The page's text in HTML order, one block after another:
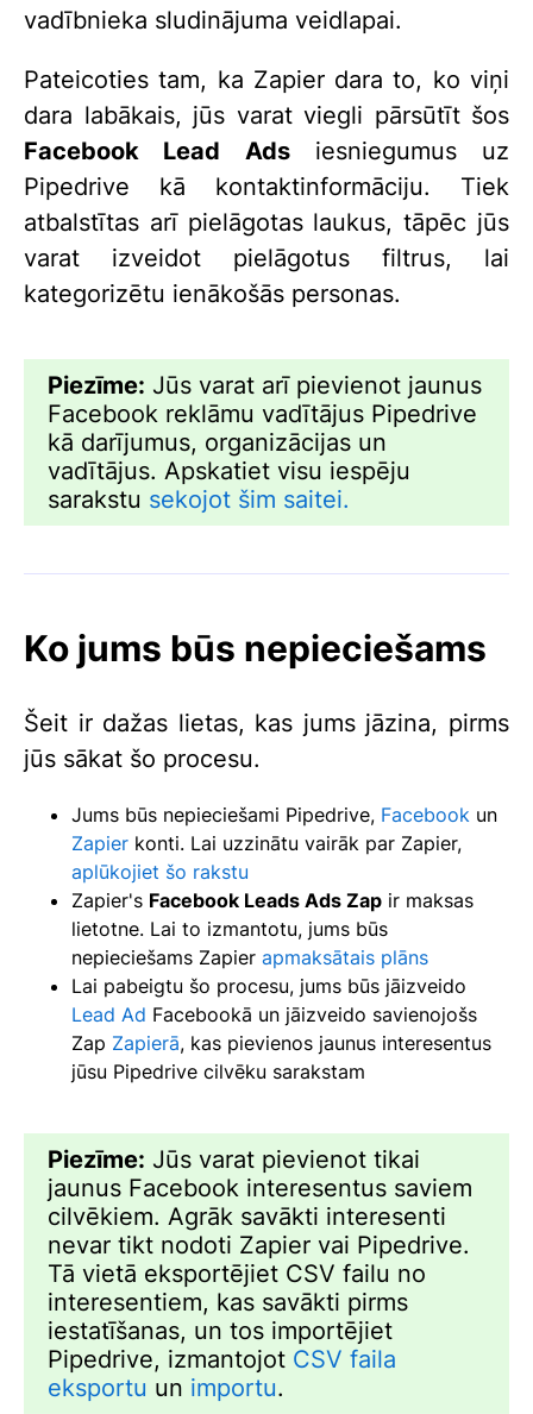
vadībnieka sludinājuma veidlapai.
Pateicoties tam, ka Zapier dara to, ko viņi
dara labākais, jūs varat viegli pārsūtīt šos
Facebook Lead Adsiesniegumus uz
Pipedrive kā kontaktinformāciju. Tiek
atbalstītas arī pielāgotas laukus, tāpēc jūs
varat izveidot pielāgotus filtrus, lai
kategorizētu ienākošās personas.
Piezīme: Jūs varat arī pievienot jaunus
Facebook reklāmu vadītājus Pipedrive
kā darījumus, organizācijas un
vadītājus. Apskatiet visu iespēju
sarakstu sekojot šim saitei.
Ko jums būs nepieciešams
Šeit ir dažas lietas, kas jums jāzina, pirms
jūs sākat šo procesu.
Jums būs nepieciešami Pipedrive, Facebook un
Zapier konti. Lai uzzinātu vairāk par Zapier,
aplūkojiet šo rakstu
Zapier's Facebook Leads Ads Zap ir maksas
lietotne. Lai to izmantotu, jums būs
nepieciešams Zapier apmaksātais plāns
Lai pabeigtu šo procesu, jums būs jāizveido
Lead Ad Facebookā un jāizveido savienojošs
Zap Zapierā, kas pievienos jaunus interesentus
jūsu Pipedrive cilvēku sarakstam
Piezīme: Jūs varat pievienot tikai
jaunus Facebook interesentus saviem
cilvēkiem. Agrāk savākti interesenti
nevar tikt nodoti Zapier vai Pipedrive.
Tā vietā eksportējiet CSV failu no
interesentiem, kas savākti pirms
iestatīšanas, un tos importējiet
Pipedrive, izmantojot CSV faila
eksportu un importu.